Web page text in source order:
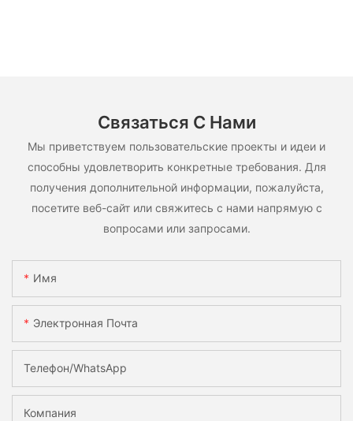
Связаться С Нами
Мы приветствуем пользовательские проекты и идеи и
способны удовлетворить конкретные требования. Для
получения дополнительной информации, пожалуйста,
посетите веб-сайт или свяжитесь с нами напрямую с
вопросами или запросами.
Имя
Электронная Почта
Телефон/WhatsApp
Компания